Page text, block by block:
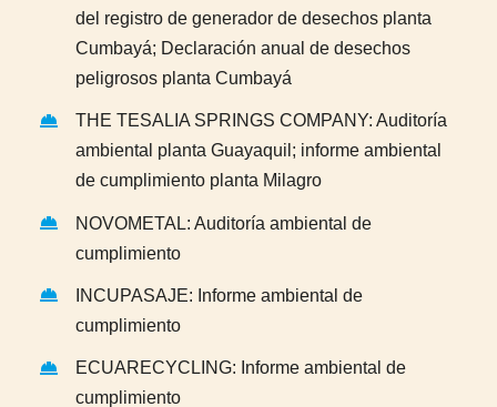
del registro de generador de desechos planta
Cumbayá; Declaración anual de desechos
peligrosos planta Cumbayá
THE TESALIA SPRINGS COMPANY: Auditoría
ambiental planta Guayaquil; informe ambiental
de cumplimiento planta Milagro
NOVOMETAL: Auditoría ambiental de
cumplimiento
INCUPASAJE: Informe ambiental de
cumplimiento
ECUARECYCLING: Informe ambiental de
cumplimiento